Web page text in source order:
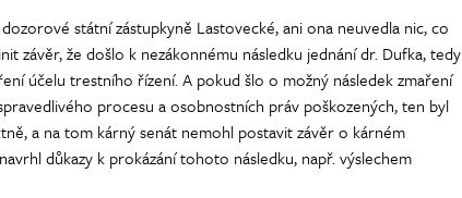
státní zástupkyně Lastovecké, ani ona neuvedla nic, co
závěr, že došlo k nezákonnému následku jednání dr. Dufka, tedy
účelu trestního řízení. A pokud šlo o možný následek zmaření
procesu a osobnostních práv poškozených, ten byl
a na tom kárný senát nemohl postavit závěr o kárném
důkazy k prokázání tohoto následku, např. výslechem